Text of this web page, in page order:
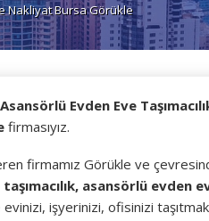
Nakliyat Bursa Görükle
Asansörlü Evden Eve
firmasıyız.
firmamız Görükle ve
asansörlü evden
işyerinizi, ofisinizi